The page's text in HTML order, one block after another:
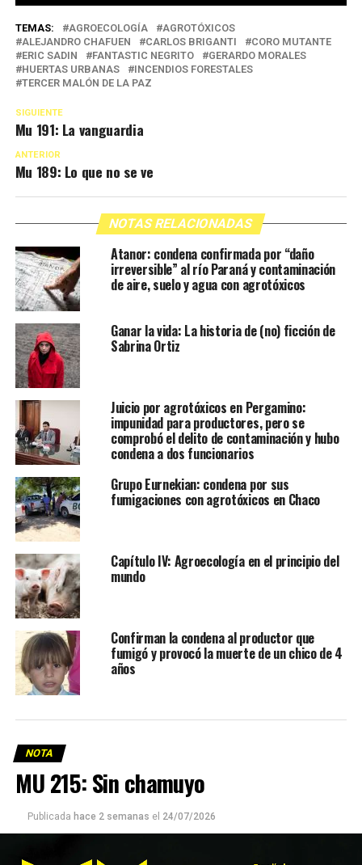
TEMAS: AGROECOLOGÍA
AGROTÓXICOS
ALEJANDRO CHAFUEN
CARLOS BRIGANTI
CORO MUTANTE
ERIC SADIN
FANTASTIC NEGRITO
GERARDO MORALES
HUERTAS URBANAS
INCENDIOS FORESTALES
TERCER MALÓN DE LA PAZ
SIGUIENTE
Mu 191: La vanguardia
ANTERIOR
Mu 189: Lo que no se ve
NOTAS RELACIONADAS
Atanor: condena confirmada por “daño
irreversible” al río Paraná y contaminación
de aire, suelo y agua con agrotóxicos
Ganar la vida: La historia de (no) ficción de
Sabrina Ortiz
Juicio por agrotóxicos en Pergamino:
impunidad para productores, pero se
comprobó el delito de contaminación y hubo
condena a dos funcionarios
Grupo Eurnekian: condena por sus
fumigaciones con agrotóxicos en Chaco
Capítulo IV: Agroecología en el principio del
mundo
Confirman la condena al productor que
fumigó y provocó la muerte de un chico de 4
años
NOTA
MU 215: Sin chamuyo
Publicada hace 2 semanas el 24/07/2026